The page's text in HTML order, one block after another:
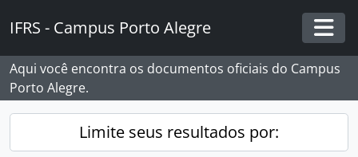
IFRS - Campus Porto Alegre
Aqui você encontra os documentos oficiais do Campus
Porto Alegre.
Limite seus resultados por: